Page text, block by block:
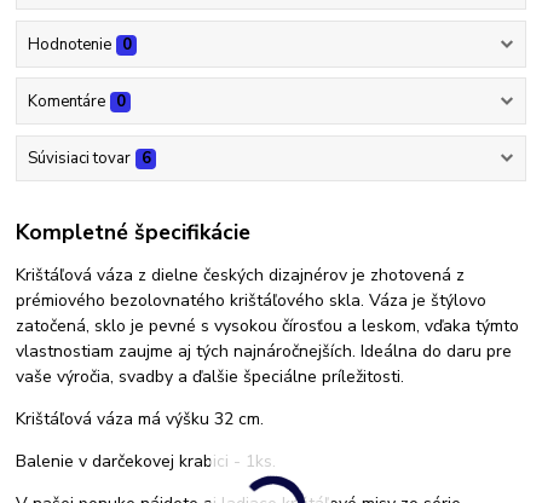
Hodnotenie 0
Komentáre 0
Súvisiaci tovar 6
Kompletné špecifikácie
Krištáľová váza z dielne českých dizajnérov je zhotovená z
prémiového bezolovnatého krištáľového skla. Váza je štýlovo
zatočená, sklo je pevné s vysokou čírosťou a leskom, vďaka týmto
vlastnostiam zaujme aj tých najnáročnejších. Ideálna do daru pre
vaše výročia, svadby a ďalšie špeciálne príležitosti.
Krištáľová váza má výšku 32 cm.
Balenie v darčekovej krabici - 1ks.